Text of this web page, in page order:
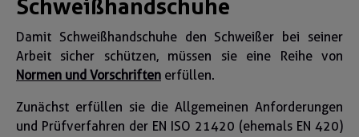
Schweißhandschuhe
Damit Schweißhandschuhe den Schweißer bei seiner
Arbeit sicher schützen, müssen sie eine Reihe von
Normen und Vorschriften erfüllen.
Zunächst erfüllen sie die Allgemeinen Anforderungen
und Prüfverfahren der EN ISO 21420 (ehemals EN 420)